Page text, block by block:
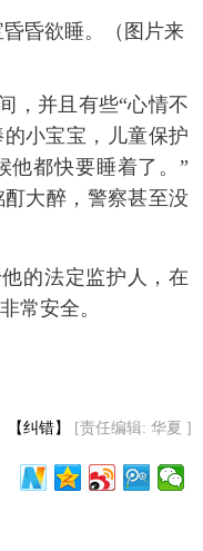
昏欲睡。（图片来
，并且有些“心情不
小宝宝，儿童保护
他都快要睡着了。”
大醉，警察甚至没
的法定监护人，在
常安全。
【纠错】 [责任编辑: 华夏 ]